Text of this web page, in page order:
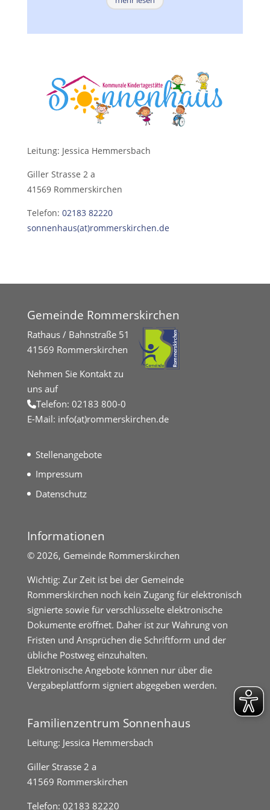
Leitung: Jessica Hemmersbach
Giller Strasse 2 a
41569 Rommerskirchen
Telefon: 02183 82220
sonnenhaus(at)rommerskirchen.de
Gemeinde Rommerskirchen
Rathaus / Bahnstraße 51
41569 Rommerskirchen
Nehmen Sie Kontakt zu
uns auf
Telefon: 02183 800-0
E-Mail: info(at)rommerskirchen.de
Stellenangebote
Impressum
Datenschutz
Informationen
© 2026, Gemeinde Rommerskirchen
Wichtig: Zur Zeit ist bei der Gemeinde
Rommerskirchen noch kein Zugang für elektronisch
signierte sowie für verschlüsselte elektronische
Dokumente eröffnet. Daher ist zur Wahrung von
Fristen und Ansprüchen die Schriftform und der
übliche Postweg einzuhalten.
Elektronische Angebote können nur über die
Vergabeplattform signiert abgegeben werden.
Familienzentrum Sonnenhaus
Leitung: Jessica Hemmersbach
Giller Strasse 2 a
41569 Rommerskirchen
Telefon: 02183 82220